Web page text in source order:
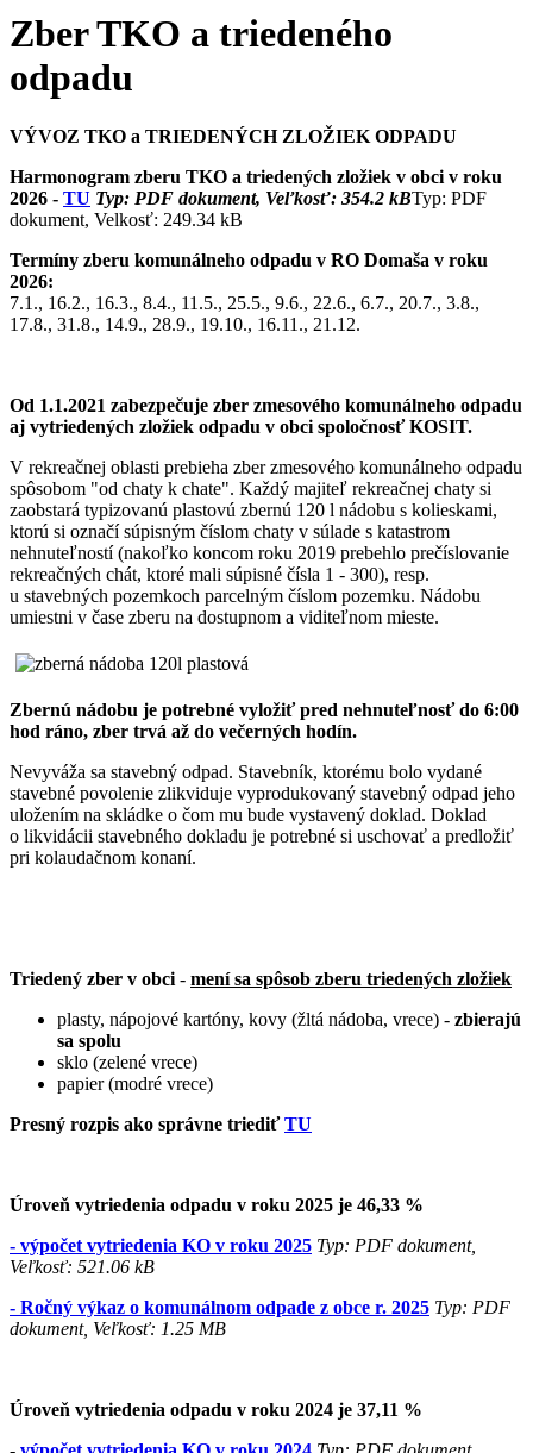
Zber TKO a triedeného
odpadu
VÝVOZ TKO a TRIEDENÝCH ZLOŽIEK ODPADU
Harmonogram zberu TKO a triedených zložiek v obci v roku
2026 - TU Typ: PDF dokument, Veľkosť: 354.2 kBTyp: PDF
dokument, Velkosť: 249.34 kB
Termíny zberu komunálneho odpadu v RO Domaša v roku
2026:
7.1., 16.2., 16.3., 8.4., 11.5., 25.5., 9.6., 22.6., 6.7., 20.7., 3.8.,
17.8., 31.8., 14.9., 28.9., 19.10., 16.11., 21.12.
Od 1.1.2021 zabezpečuje zber zmesového komunálneho odpadu
aj vytriedených zložiek odpadu v obci spoločnosť KOSIT.
V rekreačnej oblasti prebieha zber zmesového komunálneho odpadu
spôsobom "od chaty k chate". Každý majiteľ rekreačnej chaty si
zaobstará typizovanú plastovú zbernú 120 l nádobu s kolieskami,
ktorú si označí súpisným číslom chaty v súlade s katastrom
nehnuteľností (nakoľko koncom roku 2019 prebehlo prečíslovanie
rekreačných chát, ktoré mali súpisné čísla 1 - 300), resp.
u stavebných pozemkoch parcelným číslom pozemku. Nádobu
umiestni v čase zberu na dostupnom a viditeľnom mieste.
Zbernú nádobu je potrebné vyložiť pred nehnuteľnosť do 6:00
hod ráno, zber trvá až do večerných hodín.
Nevyváža sa stavebný odpad. Stavebník, ktorému bolo vydané
stavebné povolenie zlikviduje vyprodukovaný stavebný odpad jeho
uložením na skládke o čom mu bude vystavený doklad. Doklad
o likvidácii stavebného dokladu je potrebné si uschovať a predložiť
pri kolaudačnom konaní.
Triedený zber v obci - mení sa spôsob zberu triedených zložiek
plasty, nápojové kartóny, kovy (žltá nádoba, vrece) - zbierajú
sa spolu
sklo (zelené vrece)
papier (modré vrece)
Presný rozpis ako správne triediťTU
Úroveň vytriedenia odpadu v roku 2025 je 46,33 %
- výpočet vytriedenia KO v roku 2025 Typ: PDF dokument,
Veľkosť: 521.06 kB
- Ročný výkaz o komunálnom odpade z obce r. 2025 Typ: PDF
dokument, Veľkosť: 1.25 MB
Úroveň vytriedenia odpadu v roku 2024 je 37,11 %